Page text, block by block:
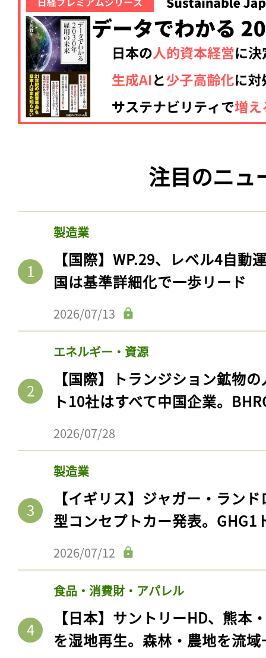
注目のニュ
製造業
【国際】WP.29、レベル4自動
国は基準詳細化で一歩リード
2026/07/13
エネルギー・資源
【国際】トランジション鉱物
ト10社はすべて中国企業。
2026/07/28
製造業
【イギリス】ジャガー・ラン
型コンセプトカー発表。GHG1
2026/07/12
食品・消費財・アパレル
【日本】サントリーHD、熊本
を湿地再生。森林・農地を流